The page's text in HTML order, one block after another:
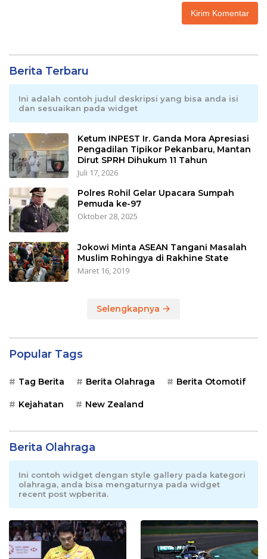
Berita Terbaru
Ini adalah contoh judul deskripsi yang bisa anda isi
dan sesuaikan pada widget
Ketum INPEST Ir. Ganda Mora Apresiasi
Pengadilan Tipikor Pekanbaru, Mantan
Dirut SPRH Dihukum 11 Tahun
Juli 17, 2026
Polres Rohil Gelar Upacara Sumpah
Pemuda ke-97
Oktober 28, 2025
Jokowi Minta ASEAN Tangani Masalah
Muslim Rohingya di Rakhine State
Maret 16, 2019
Selengkapnya
Popular Tags
Tag Berita Berita Olahraga Berita Otomotif
Kejahatan New Zealand
Berita Olahraga
Ini contoh widget dengan style gallery pada kategori
olahraga, anda bisa mengaturnya pada widget
recent post wpberita.